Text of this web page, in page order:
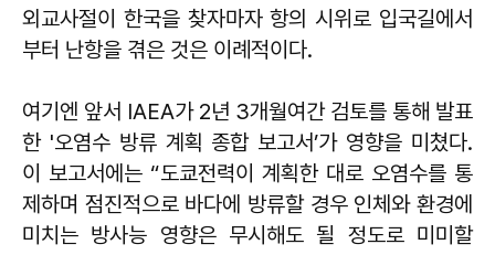
외교사절이 한국을 찾자마자 항의 시위로 입국길에서
부터 난항을 겪은 것은 이례적이다.
여기엔 앞서 IAEA가 2년 3개월여간 검토를 통해 발표
한 '오염수 방류 계획 종합 보고서’가 영향을 미쳤다.
이 보고서에는 “도쿄전력이 계획한 대로 오염수를 통
제하며 점진적으로 바다에 방류할 경우 인체와 환경에
미치는 방사능 영향은 무시해도 될 정도로 미미할